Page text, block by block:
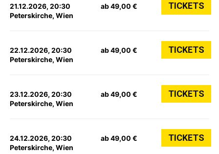
21.12.2026, 20:30
Peterskirche, Wien
ab 49,00 € TICKETS
22.12.2026, 20:30
Peterskirche, Wien
ab 49,00 € TICKETS
23.12.2026, 20:30
Peterskirche, Wien
ab 49,00 € TICKETS
24.12.2026, 20:30
Peterskirche, Wien
ab 49,00 € TICKETS